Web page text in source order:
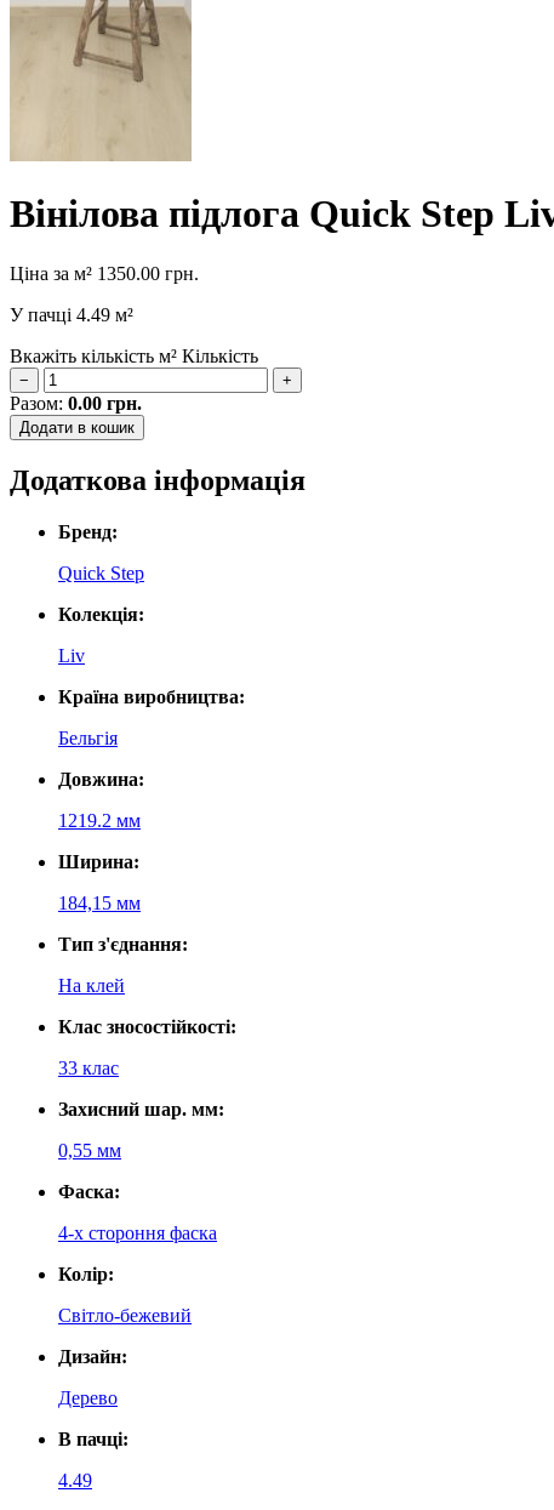
Вінілова підлога Quick Step
Ціна за м² 1350.00 грн.
У пачці 4.49 м²
Вкажіть кількість м² Кількість
− +
Разом: 0.00 грн.
Додати в кошик
Додаткова інформація
Бренд:
Quick Step
Колекція:
Liv
Країна виробництва:
Бельгія
Довжина:
1219.2 мм
Ширина:
184,15 мм
Тип з'єднання:
На клей
Клас зносостійкості:
33 клас
Захисний шар. мм:
0,55 мм
Фаска:
4-х стороння фаска
Колір:
Світло-бежевий
Дизайн:
Дерево
В пачці:
4.49